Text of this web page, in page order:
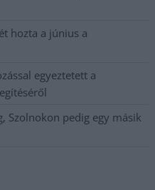
hozta a június a
egyeztetett a
Szolnokon pedig egy másik